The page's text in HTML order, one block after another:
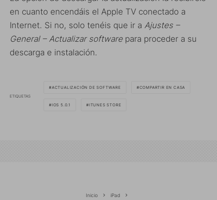
en cuanto encendáis el Apple TV conectado a
Internet. Si no, solo tenéis que ir a Ajustes –
General – Actualizar softwarepara proceder a su
descarga e instalación.
ETIQUETAS
ACTUALIZACIÓN DE SOFTWARE COMPARTIR EN CASA
IOS 5.0.1 ITUNES STORE
Inicio
iPad